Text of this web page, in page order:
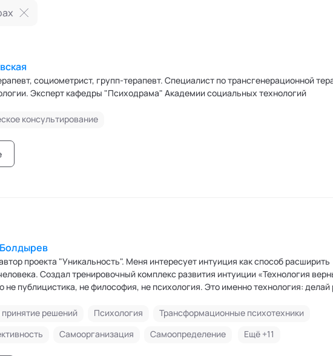
социометрист, групп-терапевт. Специалист по трансгенерационной
Эксперт кафедры "Психодрама" Академии социальных технологий
консультирование
Меня интересует интуиция как способ расширить
Создал тренировочный комплекс развития интуиции «Технология
не публицистика, не философия, не психология. Это именно технология: делай
массовым явлением, доступным многим, как интернет сегодня. Способность к
основе логических рассуждений.
решений Психология
Трансформационные психотехники
Самоорганизация Самоопределение Ещё +11